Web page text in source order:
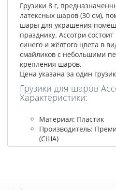
Грузики 8 г,
латексных шаров (30 см),
шары для украшения
празднику. Ассотри состоит
синего и жёлтого цвета в
смайликов с небольшими
крепления шаров.
Цена указана за один
Грузики для шаров
Характеристики:
Материал: Пластик
Производитель:
(США)